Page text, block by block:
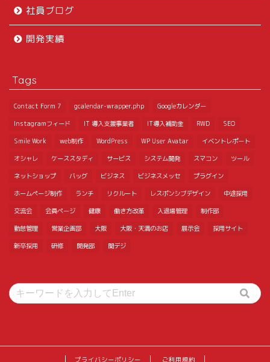
社員ブログ
開発実績
Tags
Contact Form 7 gcalendar-wrapper.php Googleカレンダー
Instagramフィード IT 導入支援事業者 IT導入補助金 RWD SEO
Smile Work web制作 WordPress WP User Avatar イベントレポート
オシャレ ケーススタディ サービス システム開発 スマコン ツール
ネットショップ バッグ ビジネス ビジネスメッセ プラグイン
ホームページ制作 ランチ リクルート レスポンシブデザイン 中途採用
交流会 会員ページ 健康 働き方改革 入退場管理 制作部
勤怠管理 営業企画部 大阪 大阪・天満のお店 展示会 採用サイト
新卒採用 研修 開発部 関デジ
プライバシーポリシー ご利用規約